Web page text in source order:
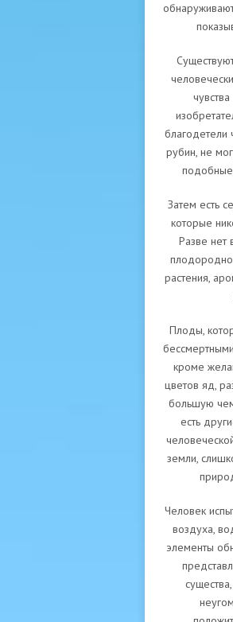
благодетели
рубин, не
подобные
Затем есть
которые
Разве нет
растения,
Плоды,
кроме
цветов яд,
большую
есть
земли,
Человек
воздуха,
элементы